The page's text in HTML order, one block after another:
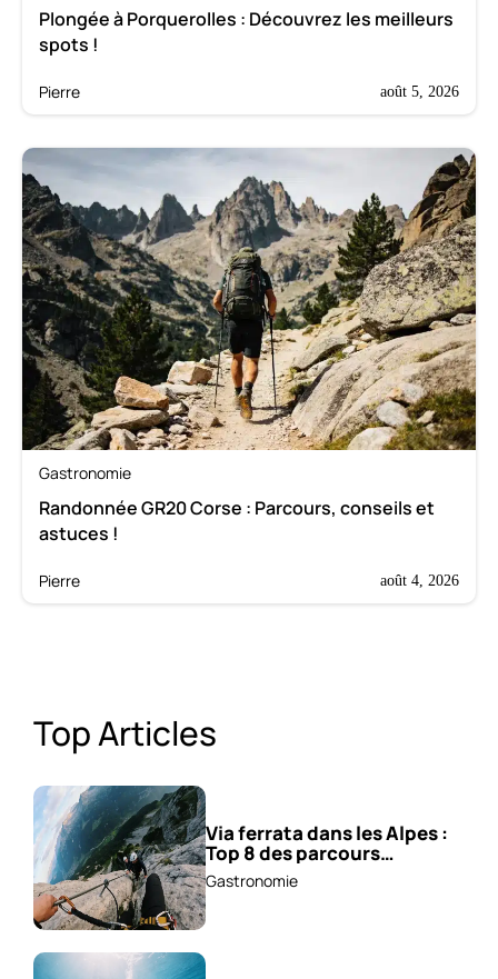
Plongée à Porquerolles : Découvrez les meilleurs
spots !
Pierre août 5, 2026
Gastronomie
Randonnée GR20 Corse : Parcours, conseils et
astuces !
Pierre août 4, 2026
Top Articles
Via ferrata dans les Alpes :
Top 8 des parcours
sensationnels !
Gastronomie